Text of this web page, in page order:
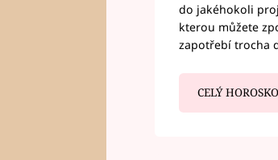
do jakéhokoli
kterou můžete
zapotřebí trocha
CELÝ